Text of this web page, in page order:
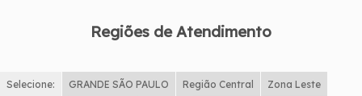
Regiões de Atendimento
Selecione: GRANDE SÃO PAULO Região Central Zona Leste